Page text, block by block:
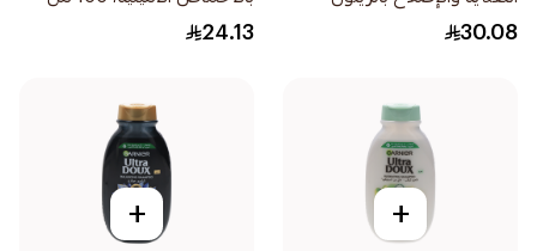
الأسطوري 600مل
30.08
24.13
+
+